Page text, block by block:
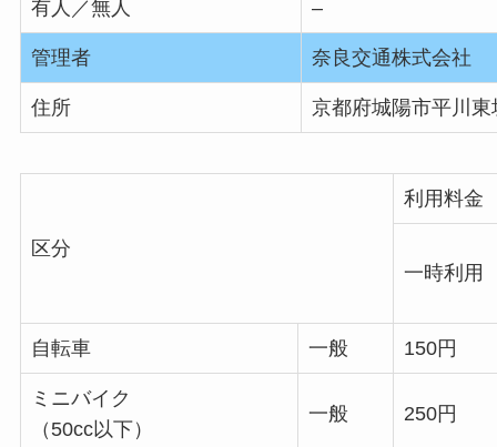
有人／無人 –
管理者 奈良交通株式会社
住所 京都府城陽市平川東
区分
利用料金
一時利用
自転車 一般 150円
ミニバイク
（50cc以下）
一般 250円